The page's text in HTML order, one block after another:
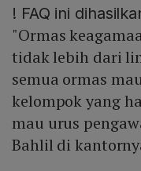
! FAQ ini
"Ormas
tidak lebih dari
semua ormas
kelompok yang
mau urus
Bahlil di